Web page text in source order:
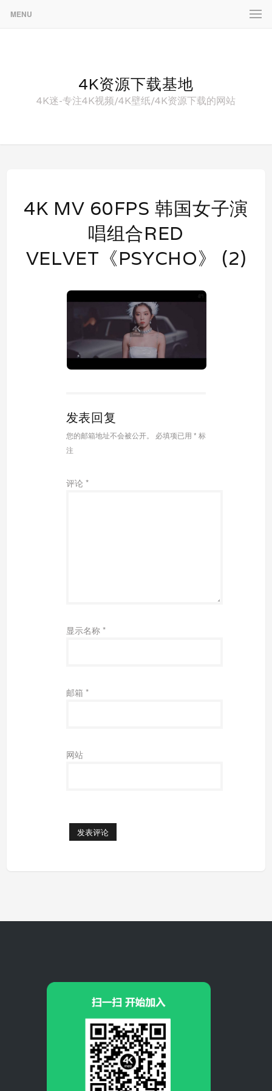
MENU
4K资源下载基地
4K迷-专注4K视频/4K壁纸/4K资源下载的网站
4K MV 60FPS 韩国女子演
唱组合RED
VELVET《PSYCHO》 (2)
发表回复
您的邮箱地址不会被公开。 必填项已用 * 标
注
评论 *
显示名称 *
邮箱 *
网站